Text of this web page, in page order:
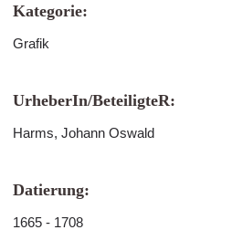
Kategorie:
Grafik
UrheberIn/BeteiligteR:
Harms, Johann Oswald
Datierung:
1665 - 1708